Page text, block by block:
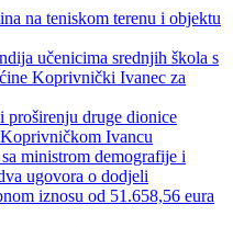
na teniskom terenu i objektu
učenicima srednjih škola s
Koprivnički Ivanec za
proširenju druge dionice
Ivancu
ministrom demografije i
ugovora o dodjeli
iznosu od 51.658,56 eura